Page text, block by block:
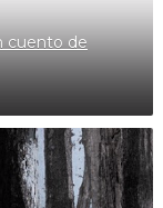
cuento de